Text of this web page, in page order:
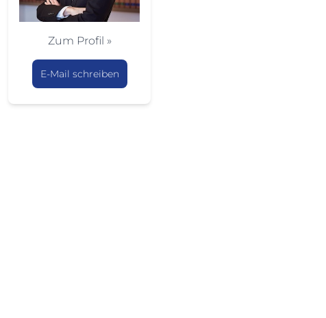
Zum Profil »
E-Mail schreiben